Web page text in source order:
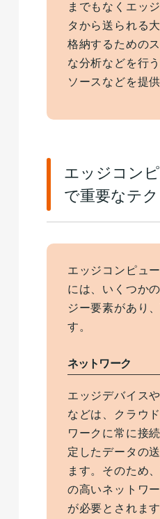
までもなくエッ
タから送られる
格納するための
な分析などを行
ソースなどを提
エッジコン
で重要なテ
エッジコンピュ
には、いくつか
ジー要素があり
す。
ネットワーク
エッジデバイス
などは、クラウ
ワークに常に接
定したデータの
ます。そのため
の高いネットワ
が必要とされます